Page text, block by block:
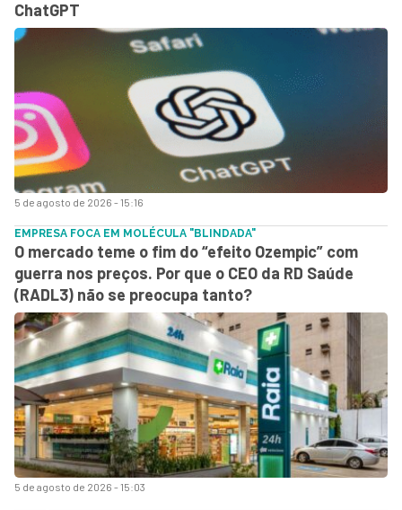
5 de agosto de 2026 - 15:16
ChatGPT
5 de agosto de 2026 - 15:03
EMPRESA FOCA EM MOLÉCULA "BLINDADA"
O mercado teme o fim do “efeito Ozempic” com
guerra nos preços. Por que o CEO da RD Saúde
(RADL3) não se preocupa tanto?